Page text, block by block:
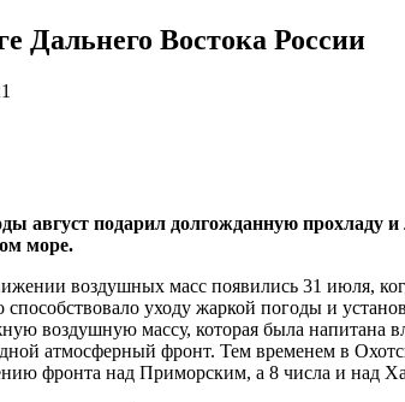
Дальнего Востока России
август подарил долгожданную прохладу
море.
воздушных масс появились 31 июля,
способствовало уходу жаркой погоды и
воздушную массу, которая была напитана
атмосферный фронт. Тем временем в
фронта над Приморским, а 8 числа и над